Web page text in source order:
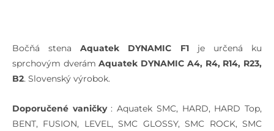
Bočňá stenaAquatek DYNAMIC F1je určená ku
sprchovým dverámAquatek DYNAMIC A4, R4, R14, R23,
B2. Slovenský výrobok.
Doporučené vaničky: Aquatek SMC, HARD, HARD Top,
BENT, FUSION, LEVEL, SMC GLOSSY, SMC ROCK, SMC